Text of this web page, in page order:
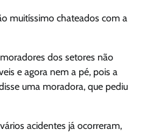
muitíssimo chateados com a
dos setores não
e agora nem a pé, pois a
uma moradora, que pediu
acidentes já ocorreram,